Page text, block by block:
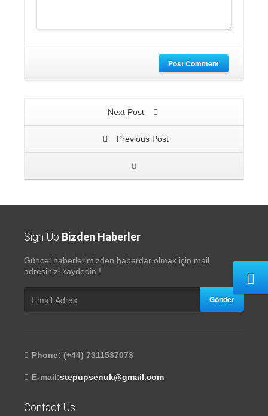
Post Comment
Next Post
Previous Post
Sign Up Bizden Haberler
Güncel haberlerimizden haberdar olmak için mail
adresinizi kaydedin !
Gönder
Phone: (+44) 7311537073
E-mail:stepupsenuk@gmail.com
Contact Us